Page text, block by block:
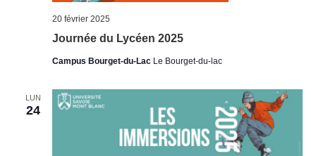
Journée du Lycéen 2025
20 février 2025
Campus Bourget-du-Lac Le Bourget-du-lac
LUN
24